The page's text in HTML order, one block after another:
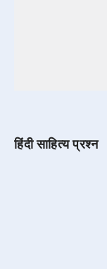
हिंदी साहित्य प्रश्न